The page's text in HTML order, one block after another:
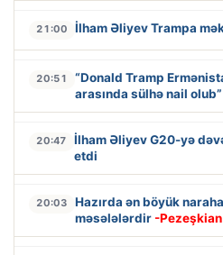
21:00 İlham Əliyev Trampa
20:51
“Donald Tramp
arasında sülhə nail olub”
20:47
İlham Əliyev G20-yə
etdi
20:03
Hazırda ən böyük
məsələlərdir -Pezeşkian